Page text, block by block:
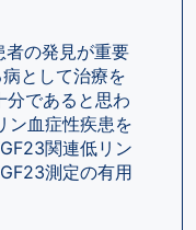
者の発見が重要
として治療を
分であると思わ
ン血症性疾患を
関連低リン
測定の有用